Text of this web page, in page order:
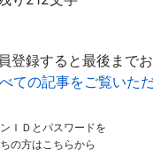
登録すると最後までお
ての記事をご覧いた
ＩＤとパスワードを
の方はこちらから